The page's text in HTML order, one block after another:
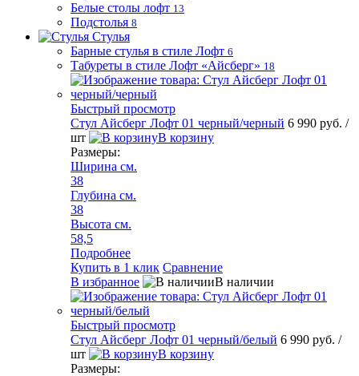
Белые столы лофт 13
Подстолья 8
Стулья
Барные стулья в стиле Лофт 6
Табуреты в стиле Лофт «Айсберг» 18
Быстрый просмотр
Стул Айсберг Лофт 01 черный/черный 6 990 руб. /
шт
В корзину
Размеры:
Ширина см.
38
Глубина см.
38
Высота см.
58,5
Подробнее
Купить в 1 клик Сравнение
В избранное
В наличии
Быстрый просмотр
Стул Айсберг Лофт 01 черный/белый 6 990 руб. /
шт
В корзину
Размеры: